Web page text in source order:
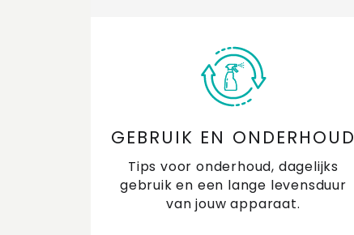
GEBRUIK EN ONDERHOUD
Tips voor onderhoud, dagelijks
gebruik en een lange levensduur
van jouw apparaat.